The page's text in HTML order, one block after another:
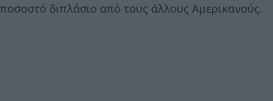
ποσοστό διπλάσιο από τους άλλους Αμερικανούς.